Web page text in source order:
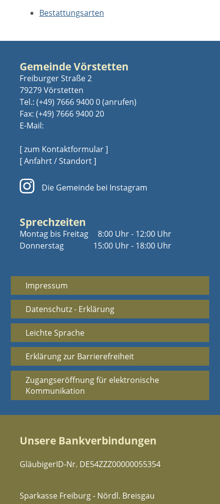
Bestattungsarten
Gemeinde Vörstetten
Freiburger Straße 2
79279 Vörstetten
Tel.: (+49) 7666 9400 0
Fax: (+49) 7666 9400 20
E-Mail:
[ zum Kontaktformular ]
[ Anfahrt / Standort ]
Die Gemeinde bei Instagram
Sprechzeiten
Montag bis Freitag
Donnerstag
8:00 Uhr - 12:00 Uhr
15:00 Uhr - 18:00 Uhr
Impressum
Datenschutz - Erklärung
Leichte Sprache
Erklärung zur Barrierefreiheit
Zugangseröffnung für elektronische
Kommunikation
Unsere Bankverbindungen
GläubigerID-Nr. DE54ZZZ00000055354
Sparkasse Freiburg - Nördl. Breisgau